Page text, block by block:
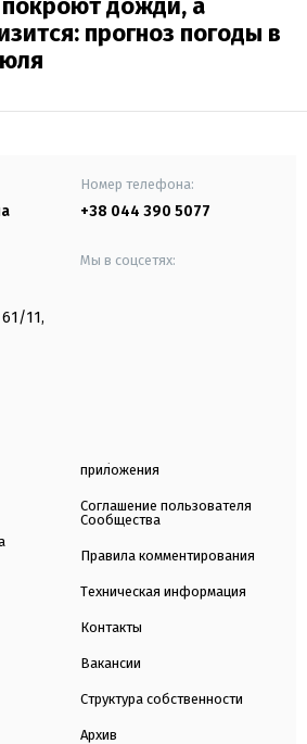
прогноз погоды в
Номер телефона:
+38 044 390 5077
61/11,
Мы в соцсетях:
приложения
Соглашение пользователя
Сообщества
Правила комментирования
Техническая информация
Контакты
Вакансии
Структура собственности
Архив